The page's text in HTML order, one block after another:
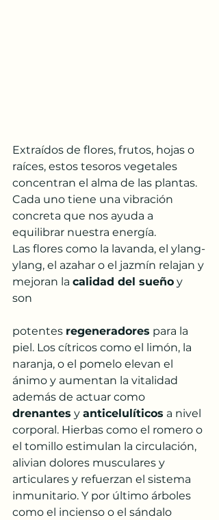
Extraídos de flores, frutos, hojas o
raíces, estos tesoros vegetales
concentran el alma de las plantas.
Cada uno tiene una vibración
concreta que nos ayuda a
equilibrar nuestra energía.
Las flores como la lavanda, el ylang-
ylang, el azahar o el jazmín relajan y
mejoran la calidad del sueño y
son
potentes regeneradores para la
piel. Los cítricos como el limón, la
naranja, o el pomelo elevan el
ánimo y aumentan la vitalidad
además de actuar como
drenantes y anticelulíticos a nivel
corporal. Hierbas como el romero o
el tomillo estimulan la circulación,
alivian dolores musculares y
articulares y refuerzan el sistema
inmunitario. Y por último árboles
como el incienso o el sándalo